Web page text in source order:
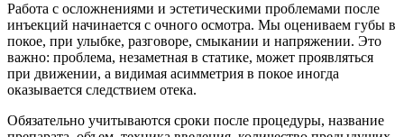
Работа с осложнениями и эстетическими проблемами после
инъекций начинается с очного осмотра. Мы оцениваем губы в
покое, при улыбке, разговоре, смыкании и напряжении. Это
важно: проблема, незаметная в статике, может проявляться
при движении, а видимая асимметрия в покое иногда
оказывается следствием отека.
Обязательно учитываются сроки после процедуры, название